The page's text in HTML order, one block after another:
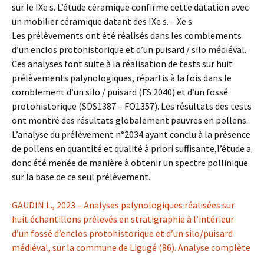
sur le IXe s. L’étude céramique confirme cette datation avec
un mobilier céramique datant des IXe s. – Xe s.
Les prélèvements ont été réalisés dans les comblements
d’un enclos protohistorique et d’un puisard / silo médiéval.
Ces analyses font suite à la réalisation de tests sur huit
prélèvements palynologiques, répartis à la fois dans le
comblement d’un silo / puisard (FS 2040) et d’un fossé
protohistorique (SDS1387 – FO1357). Les résultats des tests
ont montré des résultats globalement pauvres en pollens.
L’analyse du prélèvement n°2034 ayant conclu à la présence
de pollens en quantité et qualité à priori suffisante,l’étude a
donc été menée de manière à obtenir un spectre pollinique
sur la base de ce seul prélèvement.
GAUDIN L., 2023 – Analyses palynologiques réalisées sur
huit échantillons prélevés en stratigraphie à l’intérieur
d’un fossé d’enclos protohistorique et d’un silo/puisard
médiéval, sur la commune de Ligugé (86). Analyse complète